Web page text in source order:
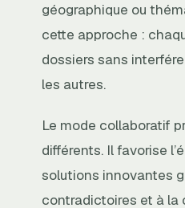
géographique ou
cette approche :
dossiers sans
les autres.
Le mode collaboratif
différents. Il favorise
solutions innovantes
contradictoires et à la